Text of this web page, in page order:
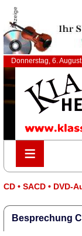
Anzeige
Donnerstag, 6.
≡
≡
CD • SACD • DVD-
Besprechung